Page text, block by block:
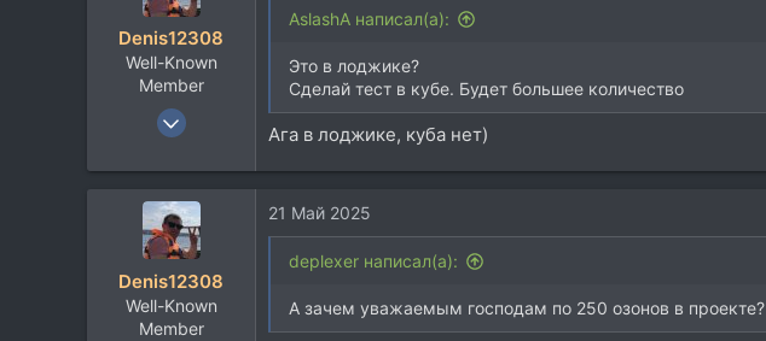
Denis12308
Well-Known
Member
6 Июн 2015
9.317
Москва
AslashA написал(а):
Это в лоджике?
Сделай тест в кубе. Будет большее количество
Ага в лоджике, куба нет)
Denis12308
Well-Known
Member
21 Май 2025
deplexer написал(а):
А зачем уважаемым господам по 250 озонов в проекте?